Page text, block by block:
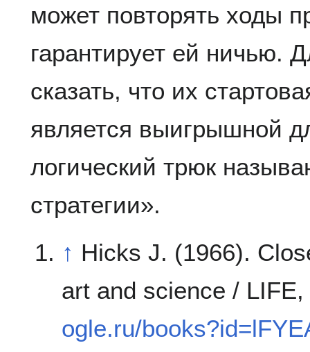
может повторять ходы
гарантирует ей ничью.
сказать, что их
является выигрышной
логический трюк
стратегии».
↑ Hicks J. (1966).
art and science /
ogle.ru/